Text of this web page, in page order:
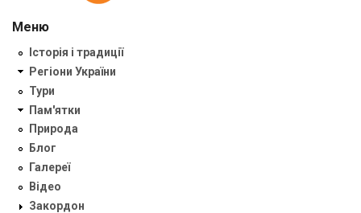
Меню
Історія і традиції
Регіони України
Тури
Пам'ятки
Природа
Блог
Галереї
Відео
Закордон